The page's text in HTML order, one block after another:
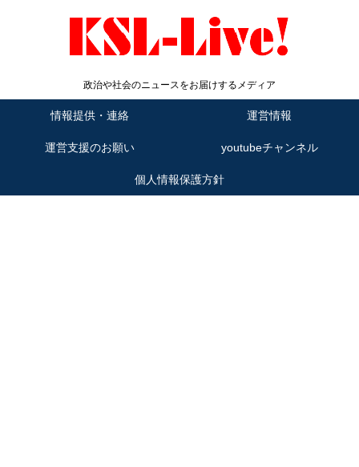
政治や社会のニュースをお届けするメディア
情報提供・連絡 運営情報
運営支援のお願い youtubeチャンネル
個人情報保護方針